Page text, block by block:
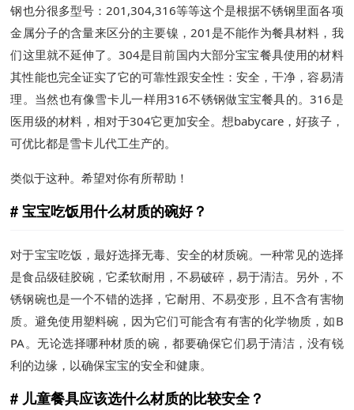
钢也分很多型号：201,304,316等等这个是根据不锈钢里面各项
金属分子的含量来区分的主要镍，201是不能作为餐具材料，我
们这里就不延伸了。304是目前国内大部分宝宝餐具使用的材料
其性能也完全证实了它的可靠性跟安全性：安全，干净，容易清
理。当然也有像雪卡儿一样用316不锈钢做宝宝餐具的。316是
医用级的材料，相对于304它更加安全。想babycare，好孩子，
可优比都是雪卡儿代工生产的。
类似于这种。希望对你有所帮助！
宝宝吃饭用什么材质的碗好？
对于宝宝吃饭，最好选择无毒、安全的材质碗。一种常见的选择
是食品级硅胶碗，它柔软耐用，不易破碎，易于清洁。另外，不
锈钢碗也是一个不错的选择，它耐用、不易变形，且不含有害物
质。避免使用塑料碗，因为它们可能含有有害的化学物质，如B
PA。无论选择哪种材质的碗，都要确保它们易于清洁，没有锐
利的边缘，以确保宝宝的安全和健康。
儿童餐具应该选什么材质的比较安全？